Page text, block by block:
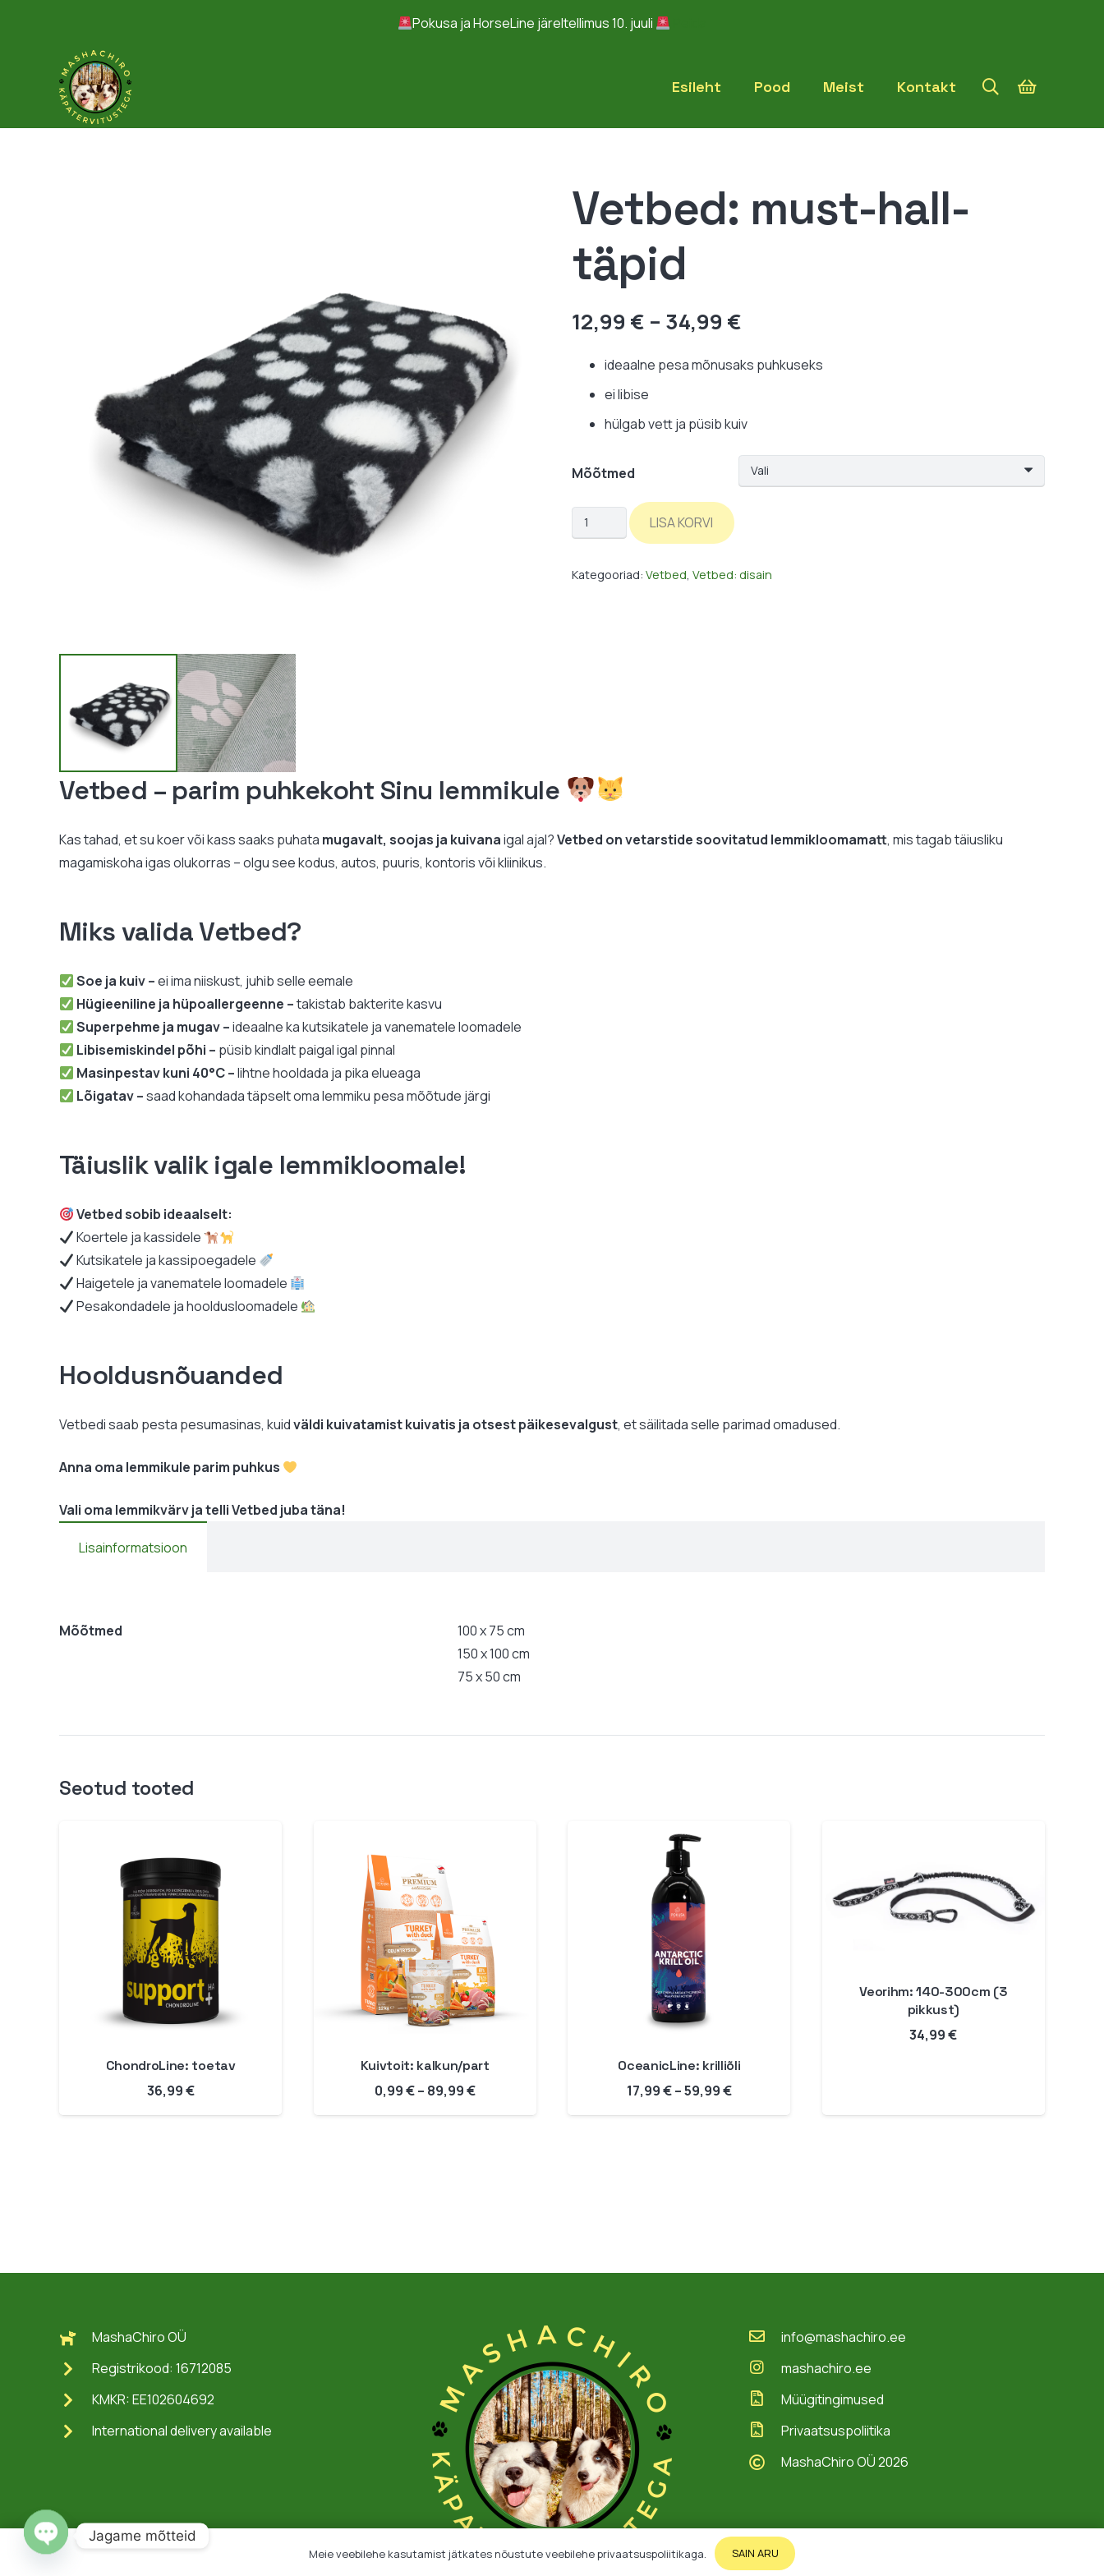
Pokusa ja HorseLine järeltellimus 10. juuli
Esileht Pood Meist Kontakt
Vetbed: must-hall-
täpid
12,99 € – 34,99 €
kuni
ideaalne pesa mõnusaks puhkuseks
ei libise
hülgab vett ja püsib kuiv
Mõõtmed
Vetbed:
must-
täpid
LISA KORVI
Kategooriad: Vetbed Vetbed: disain
Vetbed – parim puhkekoht Sinu lemmikule
Kas tahad, et su koer või kass saaks puhata mugavalt, soojas ja kuivanaigal ajal?Vetbed on vetarstide soovitatud lemmikloomamatt, mis tagab täiusliku
magamiskoha igas olukorras – olgu see kodus, autos, puuris, kontoris või kliinikus.
Miks valida Vetbed?
Soe ja kuiv –ei ima niiskust, juhib selle eemale
Hügieeniline ja hüpoallergeenne –takistab bakterite kasvu
Superpehme ja mugav –ideaalne ka kutsikatele ja vanematele loomadele
Libisemiskindel põhi – püsib kindlalt paigal igal pinnal
Masinpestav kuni 40°C –lihtne hooldada ja pika elueaga
Lõigatav –saad kohandada täpselt oma lemmiku pesa mõõtude järgi
Täiuslik valik igale lemmikloomale!
Vetbed sobib ideaalselt:
Koertele ja kassidele
Kutsikatele ja kassipoegadele
Haigetele ja vanematele loomadele
Pesakondadele ja hooldusloomadele
Hooldusnõuanded
Vetbedi saab pesta pesumasinas, kuidväldi kuivatamist kuivatis ja otsest päikesevalgust, et säilitada selle parimad omadused.
Anna oma lemmikule parim puhkus
Vali oma lemmikvärv ja telli Vetbed juba täna!
Lisainformatsioon
Mõõtmed
100 x 75 cm
150 x 100 cm
75 x 50 cm
Seotud tooted
ChondroLine: toetav
36,99€
Kuivtoit: kalkun/part
0,99€– 89,99€Hinnavahemik:
0,99 €
OceanicLine: krilliõli
17,99€–59,99€Hinnavahemik:
17,99 €
Veorihm: 140-300cm (3
pikkust)
34,99€
MashaChiro OÜ
Registrikood: 16712085
KMKR: EE102604692
International delivery available
info@mashachiro.ee
mashachiro.ee
Müügitingimused
Privaatsuspoliitika
MashaChiro OÜ 2026
Meie veebilehe kasutamist jätkates nõustute veebilehe privaatsuspoliitikaga. SAIN ARU
Jagame mõtteid